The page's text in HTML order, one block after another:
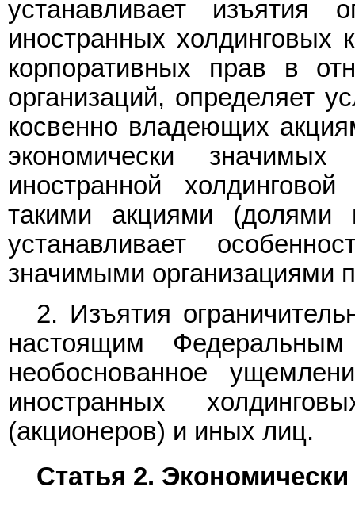
устанавливает изъятия
иностранных холдинговых
корпоративных прав в
организаций, определяет
косвенно владеющих
экономически значимых
иностранной
такими акциями (долями
устанавливает
значимыми организациями
2. Изъятия
настоящим
необоснованное
иностранных
(акционеров) и иных лиц.
Статья 2.